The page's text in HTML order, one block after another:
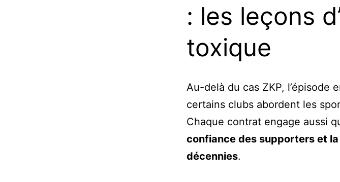
: les leçons
toxique
Au-delà du cas ZKP, l’épisode
certains clubs abordent les
Chaque contrat engage aussi
confiance des supporters et
décennies.